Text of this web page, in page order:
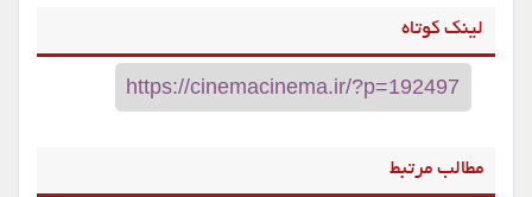
لینک کوتاه
مطالب مرتبط